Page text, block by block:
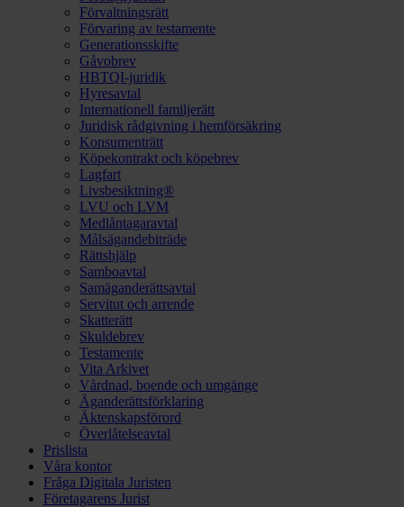
Förvaltningsrätt
Förvaring av testamente
Generationsskifte
Gåvobrev
HBTQI-juridik
Hyresavtal
Internationell familjerätt
Juridisk rådgivning i hemförsäkring
Konsumenträtt
Köpekontrakt och köpebrev
Lagfart
Livsbesiktning®
LVU och LVM
Medlåntagaravtal
Målsägandebiträde
Rättshjälp
Samboavtal
Samäganderättsavtal
Servitut och arrende
Skatterätt
Skuldebrev
Testamente
Vita Arkivet
Vårdnad, boende och umgänge
Äganderättsförklaring
Äktenskapsförord
Överlåtelseavtal
Prislista
Våra kontor
Fråga Digitala Juristen
Företagarens Jurist